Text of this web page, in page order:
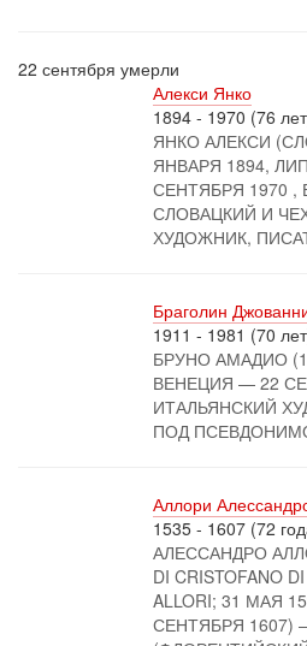
22 сентября умерли
Алекси Янко
1894 - 1970 (76
ЯНКО АЛЕКСИ
ЯНВАРЯ 1894,
СЕНТЯБРЯ 1970
СЛОВАЦКИЙ И
ХУДОЖНИК,
Браголин
1911 - 1981 (70
БРУНО АМАДИО
ВЕНЕЦИЯ — 22
ИТАЛЬЯНСКИЙ
ПОД
Аллори
1535 - 1607 (72
АЛЕССАНДРО
DI CRISTOFANO
ALLORI; 31 МАЯ
СЕНТЯБРЯ 1607)